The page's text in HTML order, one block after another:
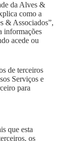
da Alves &
como a
& Associados”,
informações
acede ou
de terceiros
Serviços e
para
que esta
os